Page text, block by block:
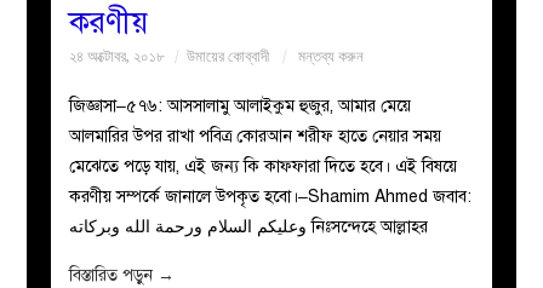
করণীয়
২৪ অক্টোবর, ২০১৮ উমায়ের কোব্বাদী মন্তব্য করুন
জিজ্ঞাসা–৫৭৬: আসসালামু আলাইকুম হুজুর, আমার মেয়ে
আলমারির উপর রাখা পবিত্র কোরআন শরীফ হাতে নেয়ার সময়
মেঝেতে পড়ে যায়, এই জন্য কি কাফ্ফারা দিতে হবে। এই বিষয়ে
করণীয় সম্পর্কে জানালে উপকৃত হবো।–Shamim Ahmed জবাব:
وعليكم السلام ورحمة الله وبركاته নিঃসন্দেহে আল্লাহর
বিস্তারিত পড়ুন →